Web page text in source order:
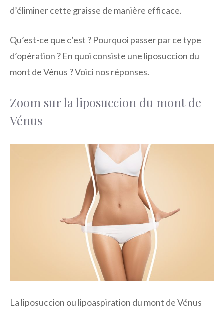
d’éliminer cette graisse de manière efficace.
Qu’est-ce que c’est ? Pourquoi passer par ce type
d’opération ? En quoi consiste une liposuccion du
mont de Vénus ? Voici nos réponses.
Zoom sur la liposuccion du mont de
Vénus
La liposuccion ou lipoaspiration du mont de Vénus